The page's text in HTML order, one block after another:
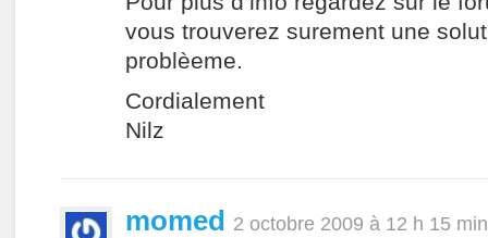
vous trouverez surement une
problèeme.
Cordialement
Nilz
momed 2 octobre 2009 à 12 h 15 min